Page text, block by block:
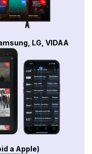
LG, VIDAA
a Apple)